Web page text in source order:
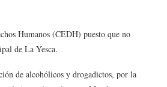
Humanos (CEDH) puesto que no
de La Yesca.
de alcohólicos y drogadictos, por la